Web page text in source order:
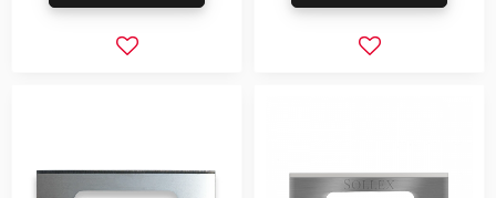
Lägg till i favoriter Lägg till i